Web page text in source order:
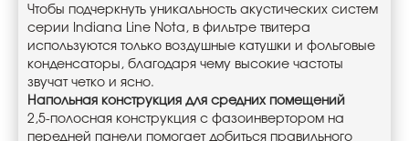
Чтобы подчеркнуть уникальность акустических систем
серии Indiana Line Nota, в фильтре твитера
используются только воздушные катушки и фольговые
конденсаторы, благодаря чему высокие частоты
звучат четко и ясно.
Напольная конструкция для средних помещений
2,5-полосная конструкция с фазоинвертором на
передней панели помогает добиться правильного